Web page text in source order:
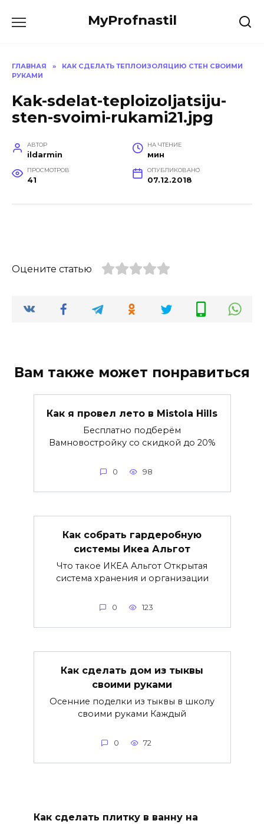
MyProfnastil
ГЛАВНАЯ »
КАК СДЕЛАТЬ ТЕПЛОИЗОЛЯЦИЮ СТЕН СВОИМИ
РУКАМИ
Kak-sdelat-teploizoljatsiju-
sten-svoimi-rukami21.jpg
АВТОР
ildarmin
НА ЧТЕНИЕ
мин
ПРОСМОТРОВ
41
ОПУБЛИКОВАНО
07.12.2018
Оцените статью
Вам также может понравиться
Как я провел лето в Mistola Hills
Бесплатно подберём
Вамновостройку со скидкой до 20%
0 98
Как собрать гардеробную
системы Икеа Альгот
Что такое ИКЕА Альгот Открытая
система хранения и организации
0 123
Как сделать дом из тыквы
своими руками
Осенние поделки из тыквы в школу
своими руками Каждый
0 72
Как сделать плитку в ванну на